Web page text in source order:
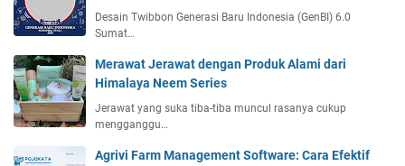
Desain Twibbon Generasi Baru Indonesia (GenBI) 6.0
Sumat…
Merawat Jerawat dengan Produk Alami dari
Himalaya Neem Series
Jerawat yang suka tiba-tiba muncul rasanya cukup
mengganggu…
Agrivi Farm Management Software: Cara Efektif